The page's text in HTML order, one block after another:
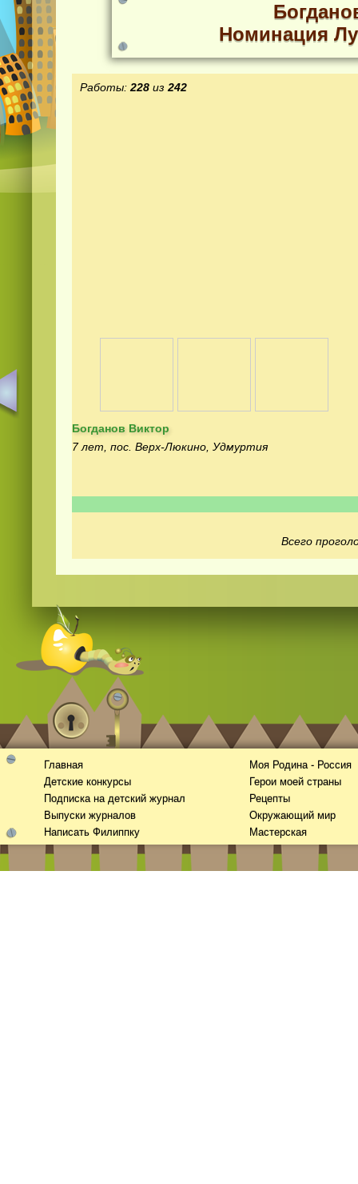
Номинация
Работы: 228 из 242
Богданов Виктор
7 лет, пос. Верх-Люкино, Удмуртия
Всего
Главная
Детские конкурсы
Подписка на детский журнал
Выпуски журналов
Написать Филиппку
Моя Родина - Россия
Герои моей страны
Рецепты
Окружающий мир
Мастерская
Видеоскачатьна телефон бесплатно